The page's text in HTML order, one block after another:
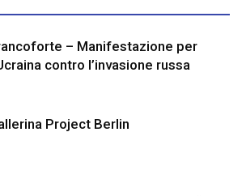
– Manifestazione per
contro l’invasione russa
Project Berlin